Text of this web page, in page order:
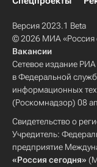
Версия 2023.1 Beta
© 2026 МИА «Россия
Вакансии
Сетевое издание
в Федеральной
информационных
(Роскомнадзор) 08
Свидетельство о
Учредитель:
предприятие
«Россия сегодня»